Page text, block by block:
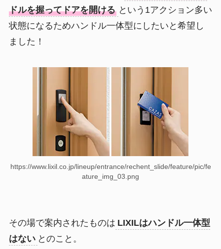
ドルを握ってドアを開ける という1アクション多い
状態になるためハンドル一体型にしたいと希望し
ました！
https://www.lixil.co.jp/lineup/entrance/rechent_slide/feature/pic/fe
ature_img_03.png
その場で案内されたものは LIXILはハンドル一体型
はない とのこと。